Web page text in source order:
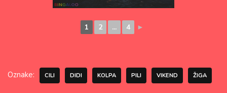
1 2 ... 4 ►
Oznake: CILI DIDI KOLPA PILI VIKEND ŽIGA